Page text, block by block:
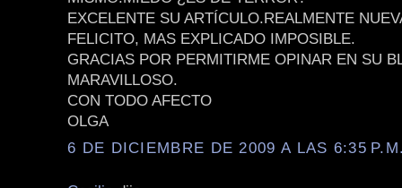
EXCELENTE SU ARTÍCULO.REALMENTE
FELICITO, MAS EXPLICADO IMPOSIBLE.
GRACIAS POR PERMITIRME OPINAR EN SU
MARAVILLOSO.
CON TODO AFECTO
OLGA
6 DE DICIEMBRE DE 2009 A LAS 6:35